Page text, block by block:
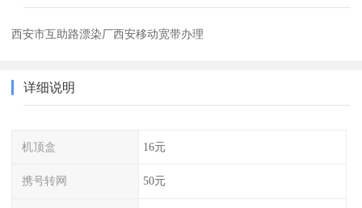
西安市互助路漂染厂西安移动宽带办理
详细说明
机顶盒 16元
携号转网 50元